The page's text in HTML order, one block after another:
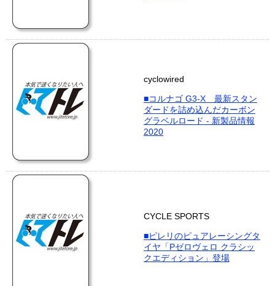
cyclowired
■コルナゴ G3-X 最新スタン
ダードを詰め込んだカーボン
グラベルロード - 新製品情報
2020
CYCLE SPORTS
■ピレリのピュアレーシングタ
イヤ「Pゼロヴェロ クラシッ
クエディション」登場